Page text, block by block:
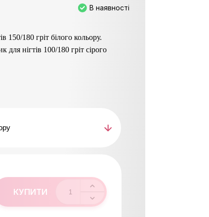
В наявності
150/180 гріт білого кольору.
нігтів 100/180 гріт сірого
для натуральних нігтів.
в любий день.
шліфування.
КУПИТИ